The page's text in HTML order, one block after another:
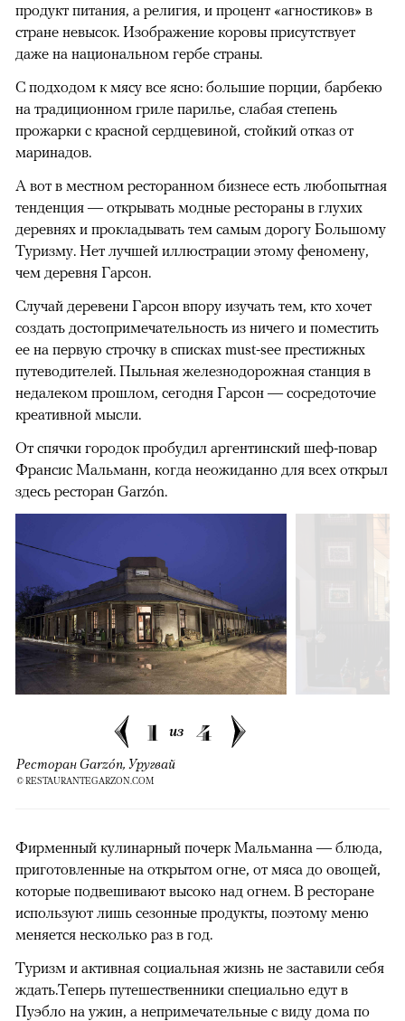
продукт питания, а религия, и процент «агностиков» в
стране невысок. Изображение коровы присутствует
даже на национальном гербе страны.
С подходом к мясу все ясно: большие порции, барбекю
на традиционном гриле парилье, слабая степень
прожарки с красной сердцевиной, стойкий отказ от
маринадов.
А вот в местном ресторанном бизнесе есть любопытная
тенденция — открывать модные рестораны в глухих
деревнях и прокладывать тем самым дорогу Большому
Туризму. Нет лучшей иллюстрации этому феномену,
чем деревня Гарсон.
Случай деревени Гарсон впору изучать тем, кто хочет
создать достопримечательность из ничего и поместить
ее на первую строчку в списках must-see престижных
путеводителей. Пыльная железнодорожная станция в
недалеком прошлом, сегодня Гарсон — сосредоточие
креативной мысли.
От спячки городок пробудил аргентинский шеф-повар
Франсис Мальманн, когда неожиданно для всех открыл
здесь ресторан Garzón.
1 из 4
Ресторан Garzón, Уругвай
© RESTAURANTEGARZON.COM
Фирменный кулинарный почерк Мальманна — блюда,
приготовленные на открытом огне, от мяса до овощей,
которые подвешивают высоко над огнем. В ресторане
используют лишь сезонные продукты, поэтому меню
меняется несколько раз в год.
Туризм и активная социальная жизнь не заставили себя
ждать.Теперь путешественники специально едут в
Пуэбло на ужин, а непримечательные с виду дома по